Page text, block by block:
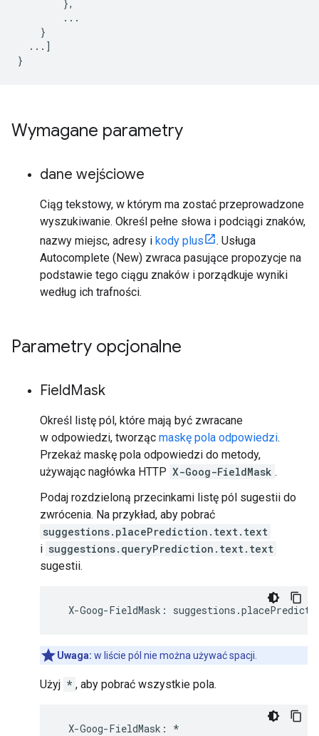
        },
        ...
    }
  ...]
}
Wymagane parametry
dane wejściowe
Ciąg tekstowy, w którym ma zostać przeprowadzone
wyszukiwanie. Określ pełne słowa i podciągi znaków,
nazwy miejsc, adresy i kody plus
. Usługa
Autocomplete (New) zwraca pasujące propozycje na
podstawie tego ciągu znaków i porządkuje wyniki
według ich trafności.
Parametry opcjonalne
FieldMask
Określ listę pól, które mają być zwracane
w odpowiedzi, tworząc maskę pola odpowiedzi.
Przekaż maskę pola odpowiedzi do metody,
używając nagłówka HTTP X-Goog-FieldMask .
Podaj rozdzieloną przecinkami listę pól sugestii do
zwrócenia. Na przykład, aby pobrać
suggestions.placePrediction.text.text
i suggestions.queryPrediction.text.text
sugestii.
X-Goog-FieldMask : suggestions .
Uwaga: w liście pól nie można używać spacji.
Użyj * , aby pobrać wszystkie pola.
X-Goog-FieldMask : *